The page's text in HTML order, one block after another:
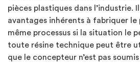
pièces plastiques dans l’industrie.
avantages inhérents à fabriquer
même processus si la situation le
toute résine technique peut être
que le concepteur n’est pas